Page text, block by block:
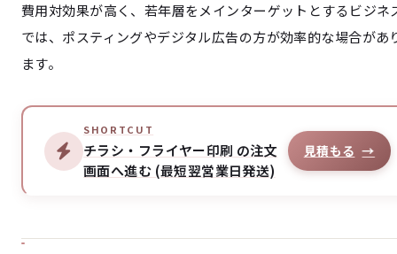
費用対効果が高く、若年層をメインターゲットとするビジネ
では、ポスティングやデジタル広告の方が効率的な場合があ
ます。
SHORTCUT
チラシ・フライヤー印刷 の注文
画面へ進む (最短翌営業日発送)
見積もる →